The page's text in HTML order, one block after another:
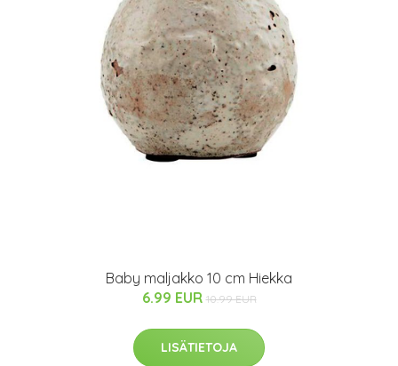
Baby maljakko 10 cm Hiekka
6.99 EUR 10.99 EUR
LISÄTIETOJA